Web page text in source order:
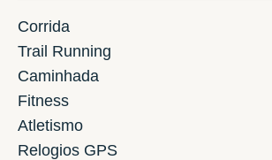
Corrida
Trail Running
Caminhada
Fitness
Atletismo
Relogios GPS